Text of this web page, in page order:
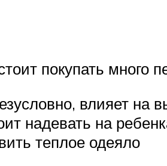
покупать много
влияет на
надевать на
теплое одеяло